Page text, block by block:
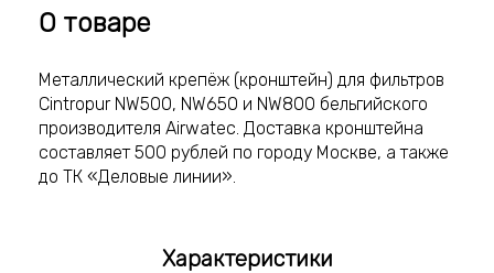
О товаре
Металлический крепёж (кронштейн) для фильтров
Cintropur NW500, NW650 и NW800 бельгийского
производителя Airwatec. Доставка кронштейна
составляет 500 рублей по городу Москве, а также
до ТК «Деловые линии».
Характеристики